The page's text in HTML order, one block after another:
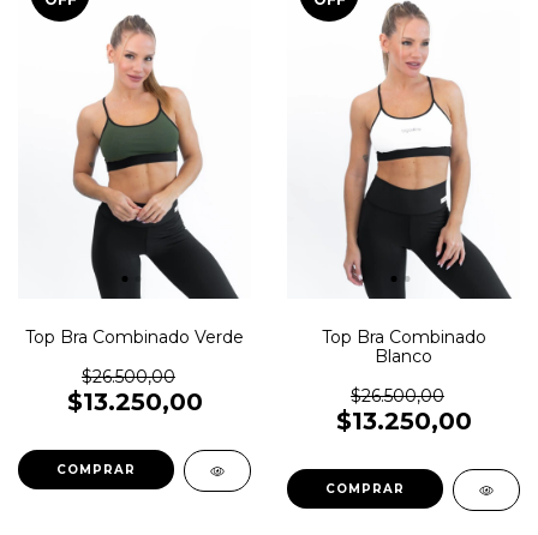
Top Bra Combinado Verde
$26.500,00
$13.250,00
COMPRAR
Top Bra Combinado
Blanco
$26.500,00
$13.250,00
COMPRAR